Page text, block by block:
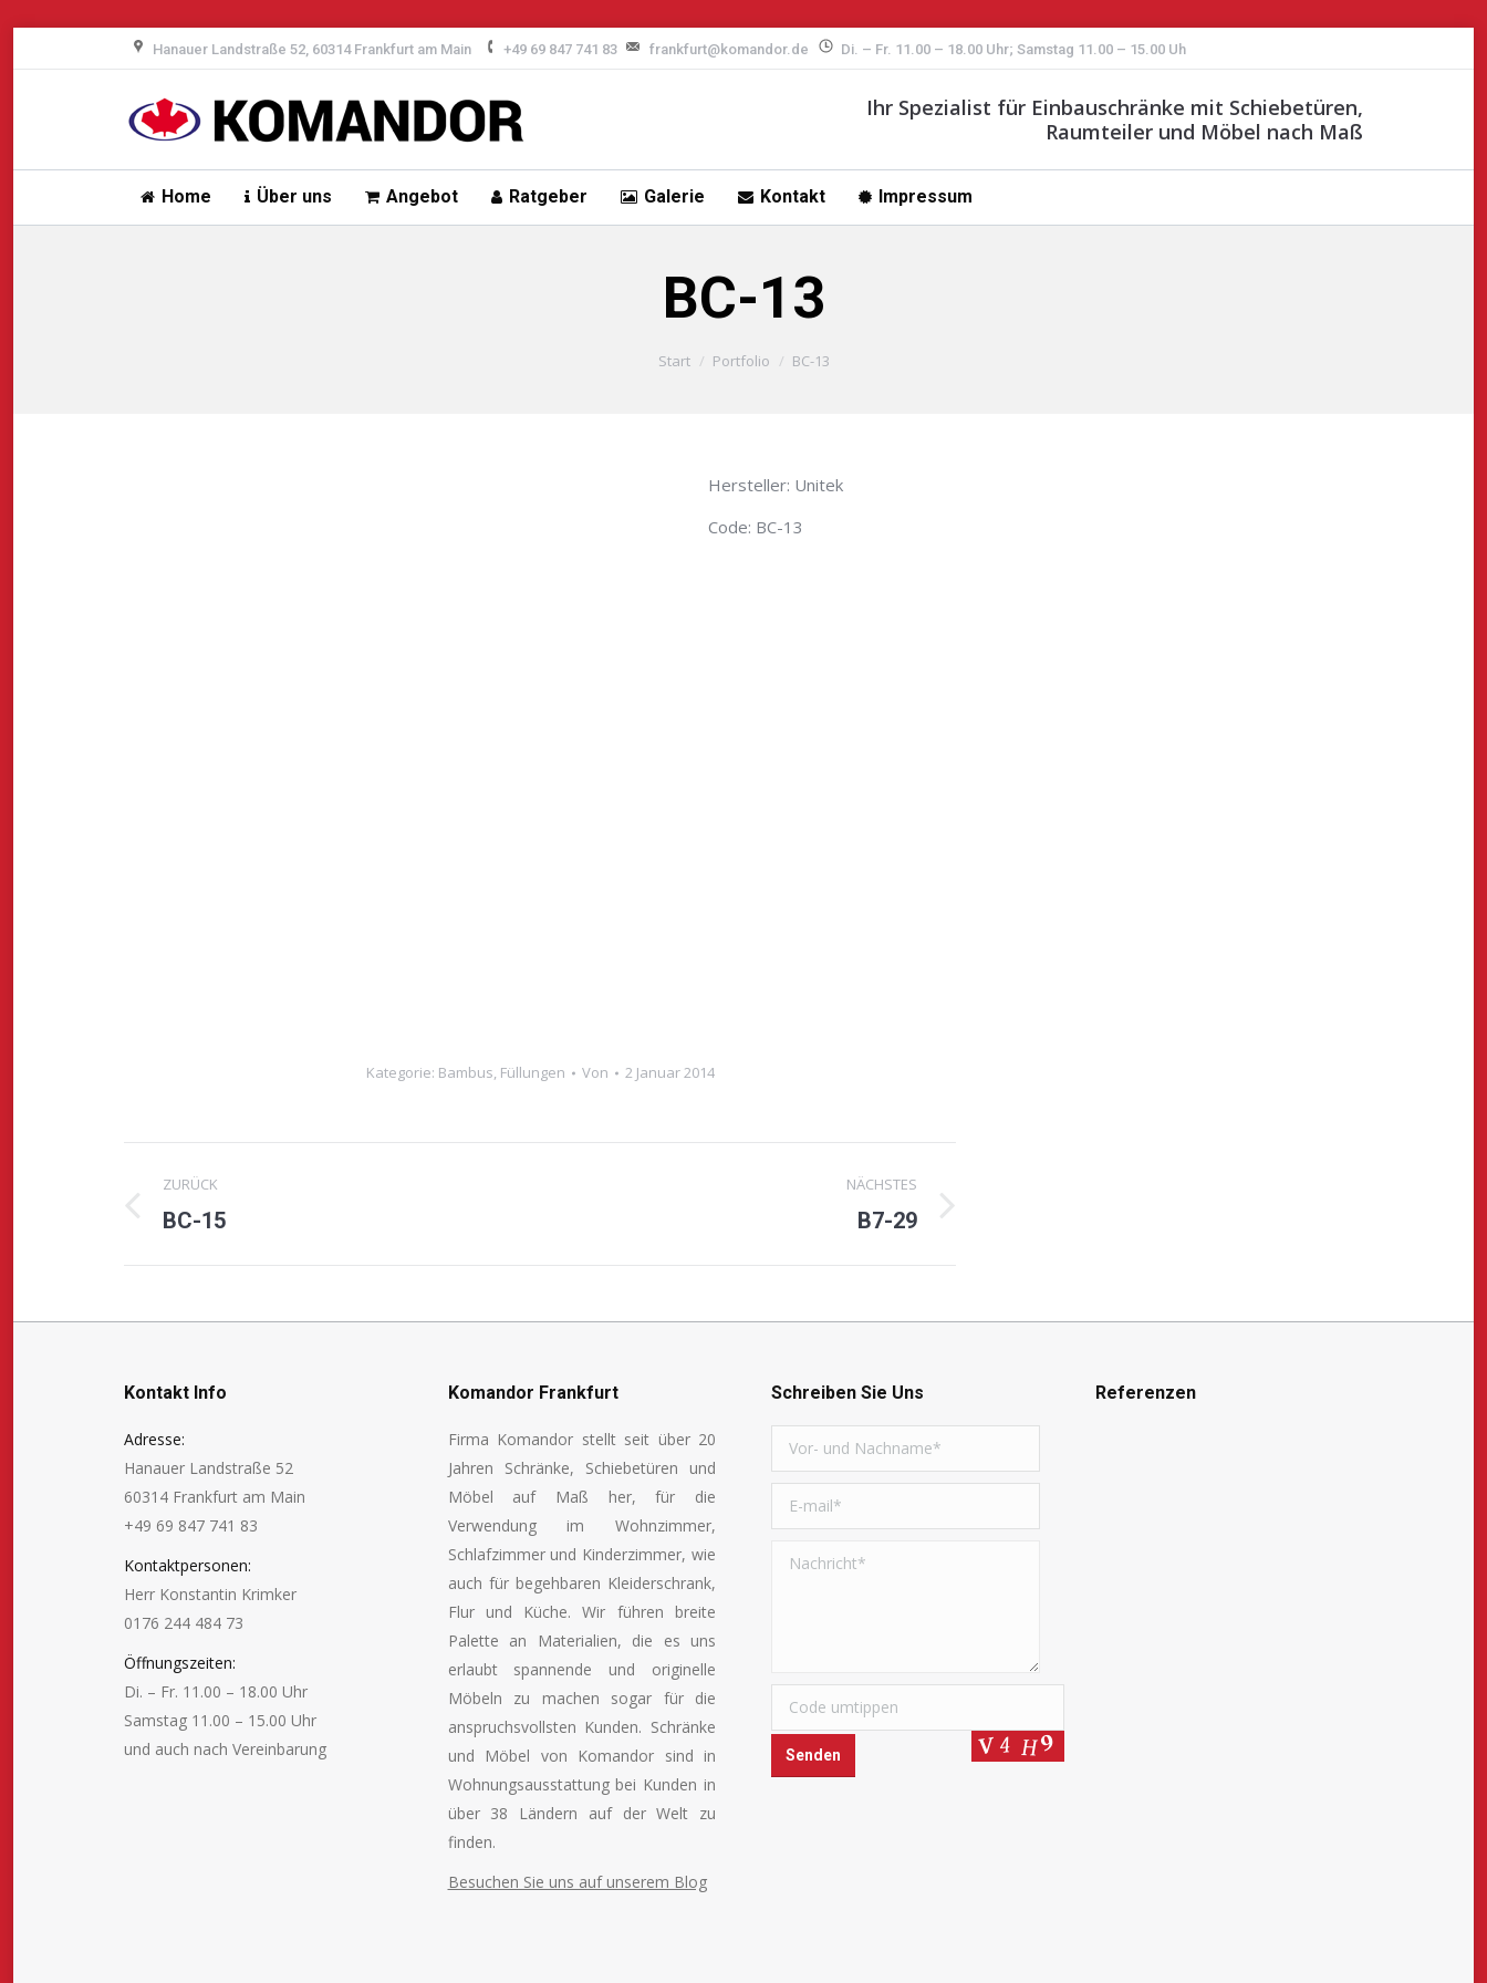
Hanauer Landstraße 52, 60314 Frankfurt am Main +49 69 847 741 83 frankfurt@komandor.de Di. – Fr. 11.00 – 18.00 Uhr; Samstag 11.00 – 15.00 Uh
Ihr Spezialist für Einbauschränke mit Schiebetüren,
Raumteiler und Möbel nach Maß
Home Über uns Angebot Ratgeber Galerie Kontakt Impressum
BC-13
Start Portfolio BC-13
Hersteller: Unitek
Code: BC-13
Kategorie: Bambus, Füllungen Von 2 Januar 2014
Project
navigation
ZURÜCK
Previous
BC-15
NÄCHSTES
B7-29
Kontakt Info
Adresse:
Hanauer Landstraße 52
60314 Frankfurt am Main
+49 69 847 741 83
Kontaktpersonen:
Herr Konstantin Krimker
0176 244 484 73
Öffnungszeiten:
Di. – Fr. 11.00 – 18.00 Uhr
Samstag 11.00 – 15.00 Uhr
und auch nach Vereinbarung
Komandor Frankfurt
Firma Komandor stellt seit über 20
Jahren Schränke, Schiebetüren und
Möbel auf Maß her, für die
Verwendung im Wohnzimmer,
Schlafzimmer und Kinderzimmer, wie
auch für begehbaren Kleiderschrank,
Flur und Küche. Wir führen breite
Palette an Materialien, die es uns
erlaubt spannende und originelle
Möbeln zu machen sogar für die
anspruchsvollsten Kunden. Schränke
und Möbel von Komandor sind in
Wohnungsausstattung bei Kunden in
über 38 Ländern auf der Welt zu
finden.
Besuchen Sie uns auf unserem Blog
Schreiben Sie Uns Referenzen